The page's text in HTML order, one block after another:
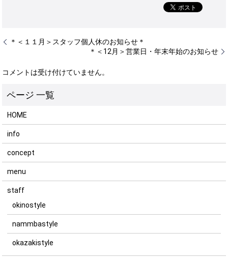
＊＜１１月＞スタッフ個人休のお知らせ＊
＊＜12月＞営業日・年末年始のお知らせ
コメントは受け付けていません。
HOME
info
concept
menu
staff
okinostyle
nammbastyle
okazakistyle